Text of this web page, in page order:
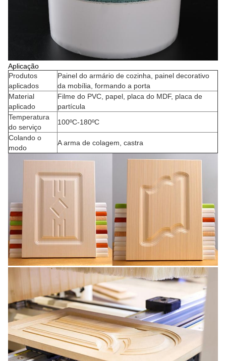
Aplicação
Produtos
aplicados
Painel do armário de cozinha, painel decorativo
da mobília, formando a porta
Material
aplicado
Filme do PVC, papel, placa do MDF, placa de
partícula
Temperatura
do serviço
100ºC-180ºC
Colando o
modo
A arma de colagem, castra